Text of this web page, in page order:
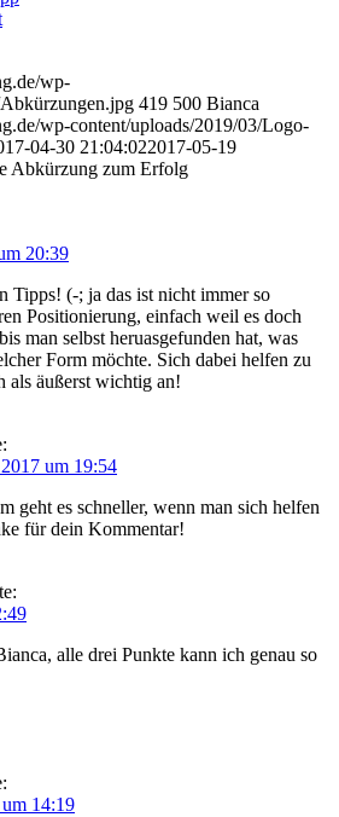
wp-
419 500 Bianca
wp-content/uploads/2019/03/Logo-
04-30 21:04:022017-05-19
Abkürzung zum Erfolg
20:39
Tipps! (-; ja das ist nicht immer so
Positionierung, einfach weil es doch
man selbst heruasgefunden hat, was
Form möchte. Sich dabei helfen zu
als äußerst wichtig an!
um 19:54
geht es schneller, wenn man sich helfen
für dein Kommentar!
alle drei Punkte kann ich genau so
14:19